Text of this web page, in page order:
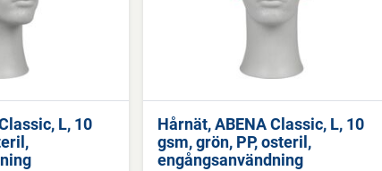
L, 10
Hårnät, ABENA Classic, L, 10
gsm, grön, PP, osteril,
engångsanvändning